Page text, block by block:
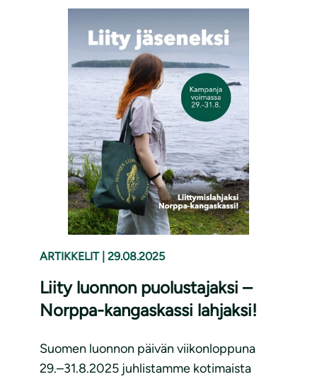
ARTIKKELIT 29.08.2025
Liity luonnon puolustajaksi –
Norppa-kangaskassi lahjaksi!
Suomen luonnon päivän viikonloppuna
29.–31.8.2025 juhlistamme kotimaista